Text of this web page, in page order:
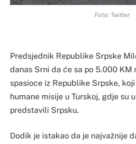
Foto: Twitter
Predsjednik Republike Srpske
danas Srni da će sa po 5.000 KM
spasioce iz Republike Srpske,
humane misije u Turskoj, gdje su
predstavili Srpsku.
Dodik je istakao da je najvažnije